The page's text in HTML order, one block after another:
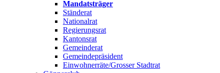
Mandatsträger
Ständerat
Nationalrat
Regierungsrat
Kantonsrat
Gemeinderat
Gemeindepräsident
Einwohnerräte/Grosser Stadtrat